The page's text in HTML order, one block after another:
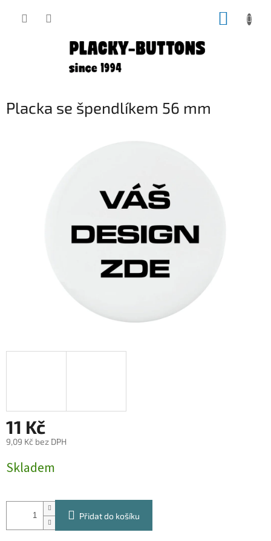
Placka se špendlíkem 56 mm
11 Kč
9,09 Kč bez DPH
cena:
Skladem
Přidat do košíku